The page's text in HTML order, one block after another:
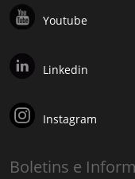
Youtube
Linkedin
Instagram
Boletins e